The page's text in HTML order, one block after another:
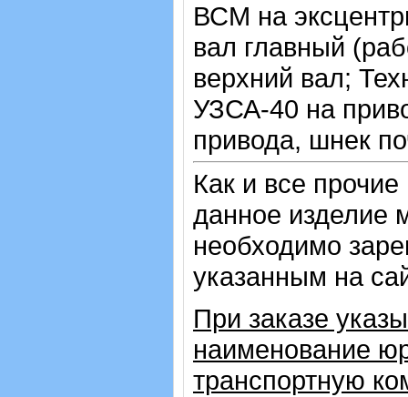
ВСМ на
вал главный
верхний вал;
УЗСА-40 на
привода, шнек
Как и все
данное изделие
необходимо
указанным на
При заказе
наименование
транспортную